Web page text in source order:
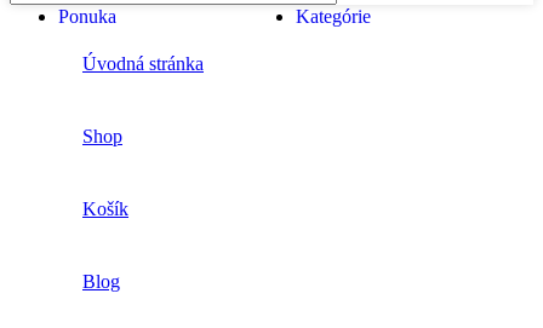
Ponuka Kategórie
Úvodná stránka
Shop
Košík
Blog